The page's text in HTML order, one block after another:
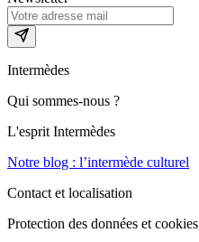
Intermèdes
Qui sommes-nous ?
L'esprit Intermèdes
Notre blog : l’intermède culturel
Contact et localisation
Protection des données et cookies